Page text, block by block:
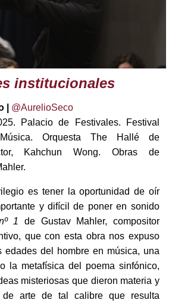
institucionales
|
@AurelioSeco
Palacio de Festivales. Festival
Orquesta The Hallé de
Kahchun Wong. Obras de
es tener la oportunidad de oír
y difícil de poner en sonido
1 de Gustav Mahler, compositor
que con esta obra nos expuso
edades del hombre en música, una
la metafísica del poema sinfónico,
misteriosas que dieron materia y
arte de tal calibre que resulta